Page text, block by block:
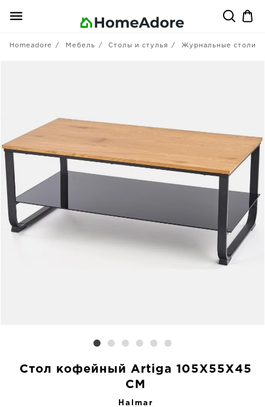
Homeadore Мебель Столы и стулья Журнальные столики
Стол кофейный Artiga 105X55X45
CM
Halmar